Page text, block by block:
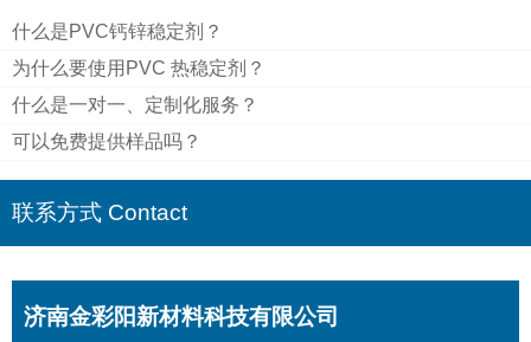
什么是PVC钙锌稳定剂？
为什么要使用PVC 热稳定剂？
什么是一对一、定制化服务？
可以免费提供样品吗？
联系方式 Contact
济南金彩阳新材料科技有限公司